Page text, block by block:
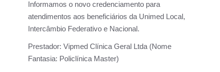
Informamos o novo credenciamento para
atendimentos aos beneficiários da Unimed Local,
Intercâmbio Federativo e Nacional.
Prestador: Vipmed Clínica Geral Ltda (Nome
Fantasia: Policlínica Master)